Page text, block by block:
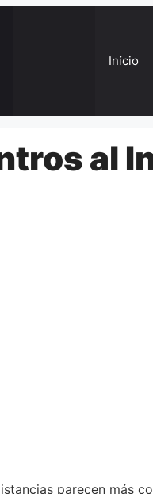
Início
al
parecen más